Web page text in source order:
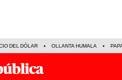
DEL DÓLAR OLLANTA HUMALA